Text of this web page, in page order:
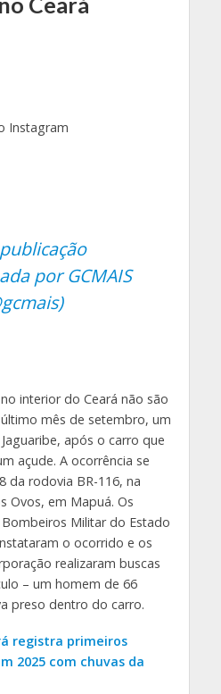
Instagram
por GCMAIS
interior do Ceará não são
mês de setembro, um
após o carro que
açude. A ocorrência se
da rodovia BR-116, na
Ovos, em Mapuá. Os
Militar do Estado
o ocorrido e os
realizaram buscas
– um homem de 66
preso dentro do carro.
registra primeiros
2025 com chuvas da